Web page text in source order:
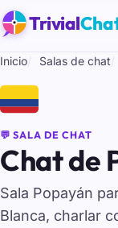
Trivial
Inicio Salas de chat
🇨🇴
💬 SALA DE CHAT
Chat de
Sala Popayán
Blanca, charlar